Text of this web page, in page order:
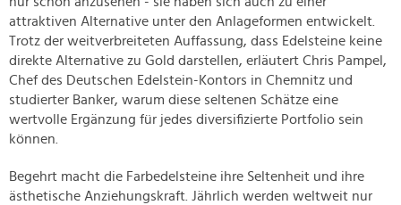
attraktiven Alternative unter den Anlageformen entwickelt.
Trotz der weitverbreiteten Auffassung, dass Edelsteine keine
direkte Alternative zu Gold darstellen, erläutert Chris Pampel,
Chef des Deutschen Edelstein-Kontors in Chemnitz und
studierter Banker, warum diese seltenen Schätze eine
wertvolle Ergänzung für jedes diversifizierte Portfolio sein
können.
Begehrt macht die Farbedelsteine ihre Seltenheit und ihre
ästhetische Anziehungskraft. Jährlich werden weltweit nur